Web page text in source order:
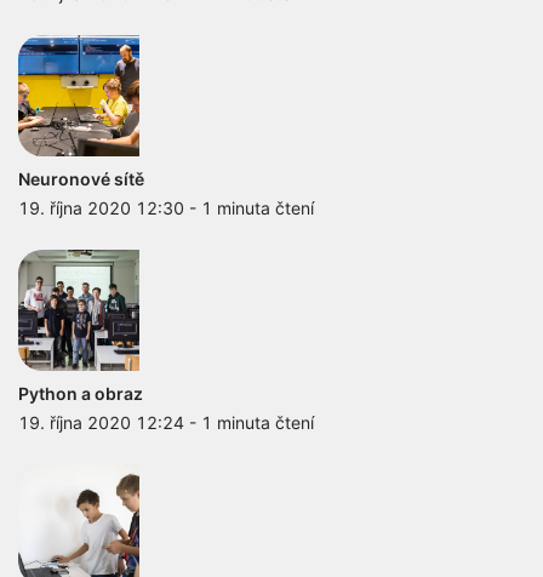
Neuronové sítě
19. října 2020 12:30 - 1 minuta čtení
Python a obraz
19. října 2020 12:24 - 1 minuta čtení